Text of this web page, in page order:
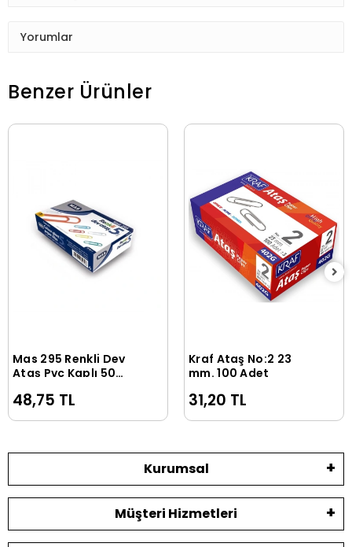
Yorumlar
Benzer Ürünler
Sepete Ekle
Mas 295 Renkli Dev
Ataş Pvc Kaplı 50
48,75 TL
Sepete Ekle
Kraf Ataş No:2 23
mm. 100 Adet
31,20 TL
Kurumsal
Müşteri Hizmetleri